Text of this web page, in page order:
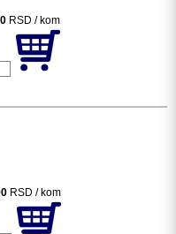
RSD / kom
RSD / kom